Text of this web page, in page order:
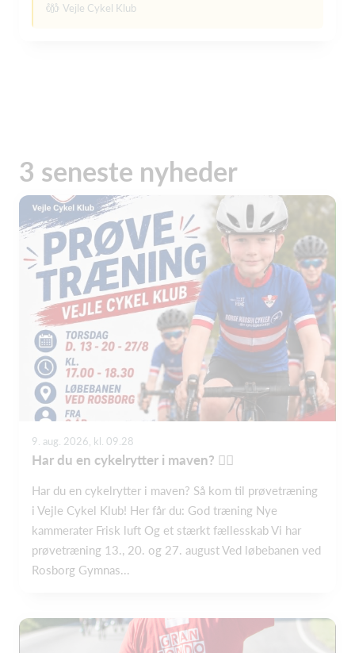
Vejle Cykel Klub
3 seneste nyheder
9. aug. 2026, kl. 09.28
Har du en cykelrytter i maven? 🚴‍♀️
Har du en cykelrytter i maven? Så kom til prøvetræning
i Vejle Cykel Klub! Her får du: God træning Nye
kammerater Frisk luft Og et stærkt fællesskab Vi har
prøvetræning 13., 20. og 27. august Ved løbebanen ved
Rosborg Gymnas...